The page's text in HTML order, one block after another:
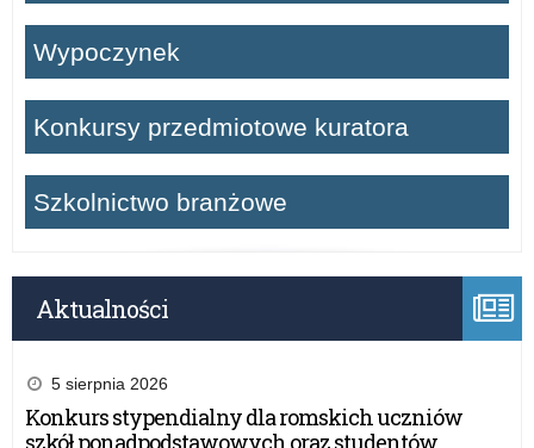
Wypoczynek
Konkursy przedmiotowe kuratora
Szkolnictwo branżowe
Aktualności
5 sierpnia 2026
Konkurs stypendialny dla romskich uczniów